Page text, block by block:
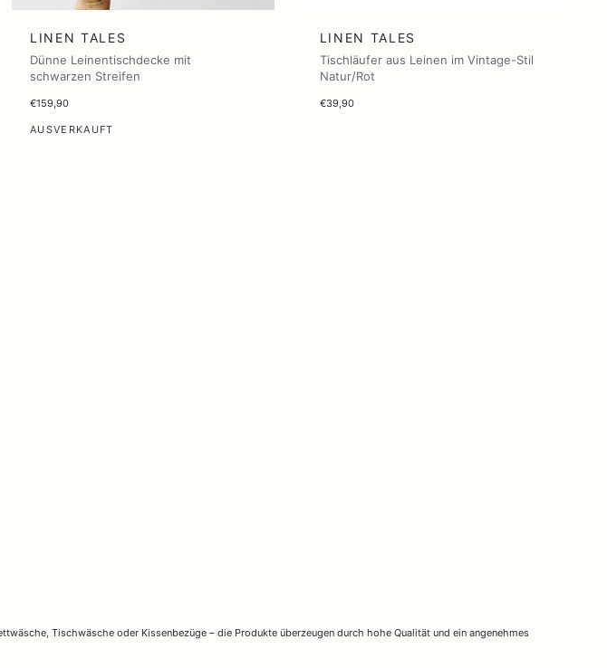
LINEN TALES
Dünne Leinentischdecke mit
schwarzen Streifen
€159,90
AUSVERKAUFT
LINEN TALES
Tischläufer aus Leinen im Vintage-Stil
Natur/Rot
€39,90
Tischwäsche oder Kissenbezüge – die Produkte überzeugen durch hohe Qualität und ein angenehmes